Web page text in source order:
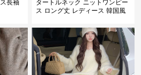
長袖
タートルネック ニットワンピー
ス ロング丈 レディース 韓国風